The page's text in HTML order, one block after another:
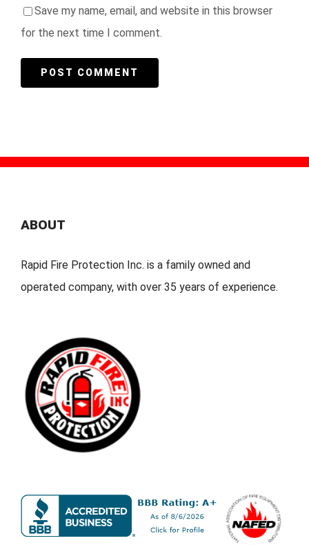
Save my name, email, and website in this browser
for the next time I comment.
ABOUT
Rapid Fire Protection Inc. is a family owned and
operated company, with over 35 years of experience.